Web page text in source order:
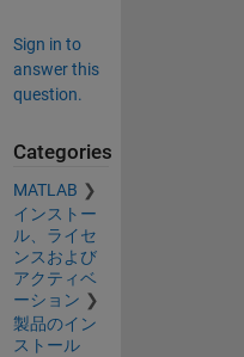
Sign in to
answer this
question.
Categories
MATLAB
インストー
ル、ライセ
ンスおよび
アクティベ
ーション
製品のイン
ストール